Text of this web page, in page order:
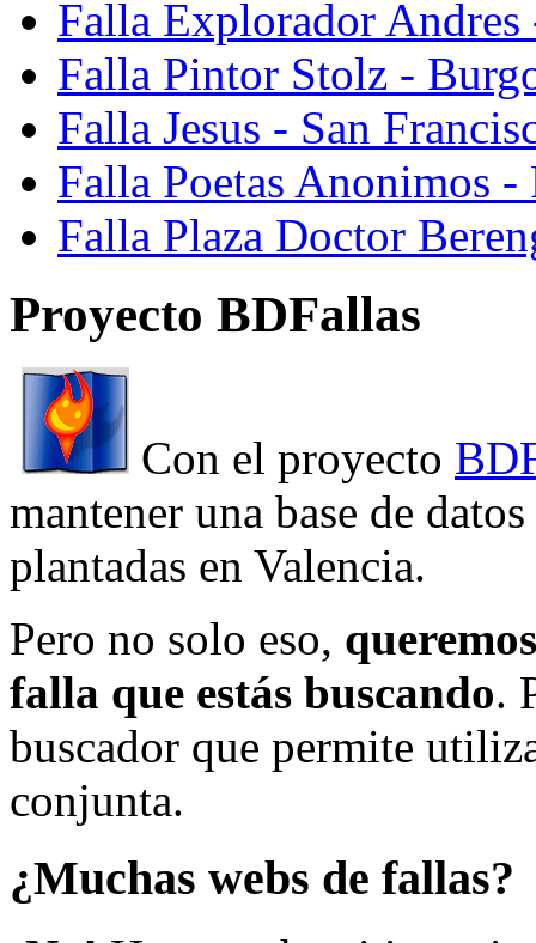
Falla Explorador Andres
Falla Pintor Stolz -
Falla Jesus - San
Falla Poetas Anonimos
Falla Plaza Doctor
Proyecto BDFallas
Con el proyecto
mantener una base de
plantadas en Valencia.
Pero no solo eso,
falla que estás buscando.
buscador que permite
conjunta.
¿Muchas webs de fallas?